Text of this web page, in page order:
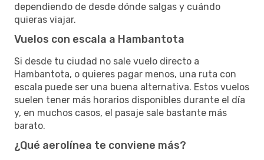
dependiendo de desde dónde salgas y cuándo
quieras viajar.
Vuelos con escala a Hambantota
Si desde tu ciudad no sale vuelo directo a
Hambantota, o quieres pagar menos, una ruta con
escala puede ser una buena alternativa. Estos vuelos
suelen tener más horarios disponibles durante el día
y, en muchos casos, el pasaje sale bastante más
barato.
¿Qué aerolínea te conviene más?